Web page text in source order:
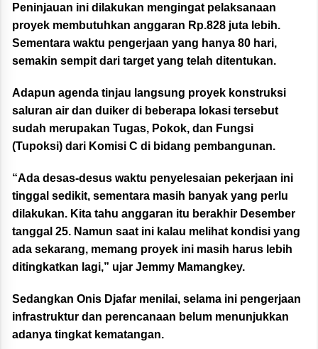
Peninjauan ini dilakukan mengingat pelaksanaan
proyek membutuhkan anggaran Rp.828 juta lebih.
Sementara waktu pengerjaan yang hanya 80 hari,
semakin sempit dari target yang telah ditentukan.
Adapun agenda tinjau langsung proyek konstruksi
saluran air dan duiker di beberapa lokasi tersebut
sudah merupakan Tugas, Pokok, dan Fungsi
(Tupoksi) dari Komisi C di bidang pembangunan.
“Ada desas-desus waktu penyelesaian pekerjaan ini
tinggal sedikit, sementara masih banyak yang perlu
dilakukan. Kita tahu anggaran itu berakhir Desember
tanggal 25. Namun saat ini kalau melihat kondisi yang
ada sekarang, memang proyek ini masih harus lebih
ditingkatkan lagi,” ujar Jemmy Mamangkey.
Sedangkan Onis Djafar menilai, selama ini pengerjaan
infrastruktur dan perencanaan belum menunjukkan
adanya tingkat kematangan.